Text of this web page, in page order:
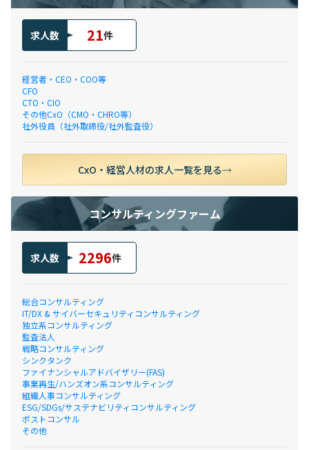
求人数 21件
経営者・CEO・COO等
CFO
CTO・CIO
その他CxO（CMO・CHRO等）
社外役員（社外取締役/社外監査役）
CxO・経営人材の求人一覧を見る
コンサルティングファーム
求人数 2296件
総合コンサルティング
IT/DX & サイバーセキュリティコンサルティング
独立系コンサルティング
監査法人
戦略コンサルティング
シンクタンク
ファイナンシャルアドバイザリー(FAS)
事業再生/ハンズオン系コンサルティング
組織人事コンサルティング
ESG/SDGs/サステナビリティコンサルティング
ポストコンサル
その他